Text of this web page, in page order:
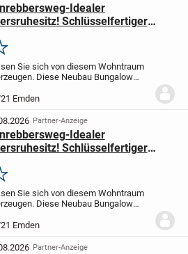
Idealer
Schlüsselfertiger
Sie sich von diesem Wohntraum
Diese Neubau Bungalow
Bauunternehmen aus der
auf einem zentral gelegenen
in Conrebbersweg...
Emden
Partner-Anzeige
Idealer
Schlüsselfertiger
Sie sich von diesem Wohntraum
Diese Neubau Bungalow
Bauunternehmen aus der
auf einem zentral gelegenen
in Conrebbersweg...
Emden
Partner-Anzeige